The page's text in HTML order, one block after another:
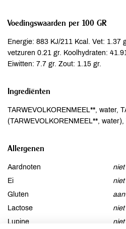
Voedingswaarden per 100 GR
Energie: 883 KJ/211 Kcal. Vet: 1.37
vetzuren 0.21 gr. Koolhydraten:
Eiwitten: 7.7 gr. Zout: 1.15 gr.
Ingrediënten
TARWEVOLKORENMEEL**, water,
(TARWEVOLKORENMEEL**,
Allergenen
Aardnoten
Ei
Gluten
Lactose
Lupine